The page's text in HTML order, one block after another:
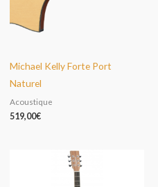
Michael Kelly Forte Port
Naturel
Acoustique
519,00€